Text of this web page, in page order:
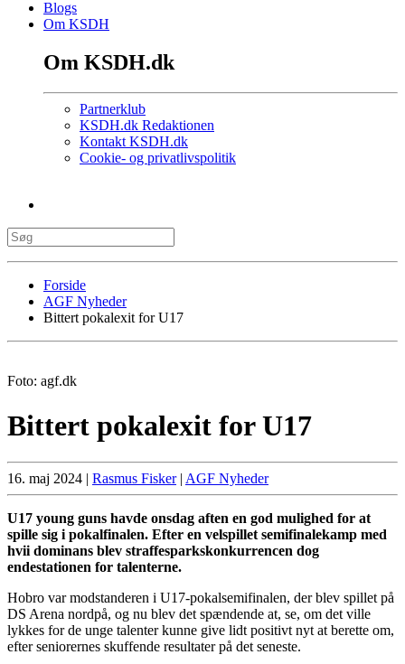
Blogs
Om KSDH
Om KSDH.dk
Partnerklub
KSDH.dk Redaktionen
Kontakt KSDH.dk
Cookie- og privatlivspolitik
Forside
AGF Nyheder
Bittert pokalexit for U17
Foto: agf.dk
Bittert pokalexit for U17
16. maj 2024 | Rasmus Fisker| AGF Nyheder
U17 young guns havde onsdag aften en god mulighed for at
spille sig i pokalfinalen. Efter en velspillet semifinalekamp med
hvii dominans blev straffesparkskonkurrencen dog
endestationen for talenterne.
Hobro var modstanderen i U17-pokalsemifinalen, der blev spillet på
DS Arena nordpå, og nu blev det spændende at, se, om det ville
lykkes for de unge talenter kunne give lidt positivt nyt at berette om,
efter seniorernes skuffende resultater på det seneste.